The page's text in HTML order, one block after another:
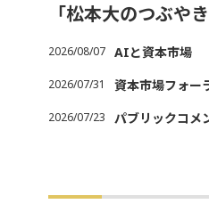
「松本大のつぶや
2026/08/07 AIと資本市場
2026/07/31 資本市場フォー
2026/07/23 パブリックコメ